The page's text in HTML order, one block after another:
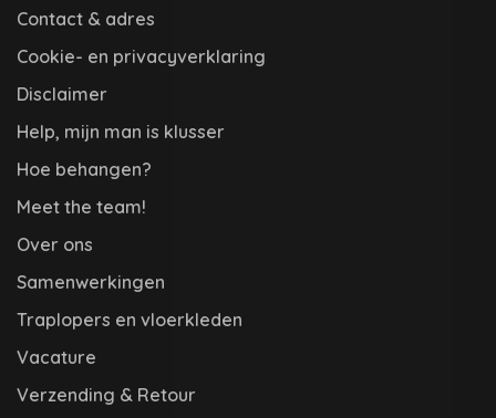
Contact & adres
Cookie- en privacyverklaring
Disclaimer
Help, mijn man is klusser
Hoe behangen?
Meet the team!
Over ons
Samenwerkingen
Traplopers en vloerkleden
Vacature
Verzending & Retour